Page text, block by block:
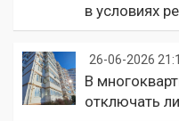
в условиях
26-06-2026
В
отключать